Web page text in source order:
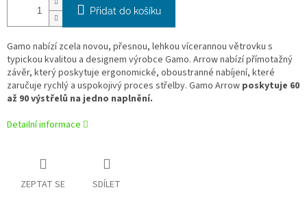
Přidat do košíku
Gamo nabízí zcela novou, přesnou, lehkou vícerannou větrovku s
typickou kvalitou a designem výrobce Gamo. Arrow nabízí přímotažný
závěr, který poskytuje ergonomické, oboustranné nabíjení, které
zaručuje rychlý a uspokojivý proces střelby. Gamo Arrow poskytuje 60
až 90 výstřelů na jedno naplnění.
Detailní informace
ZEPTAT SE SDÍLET